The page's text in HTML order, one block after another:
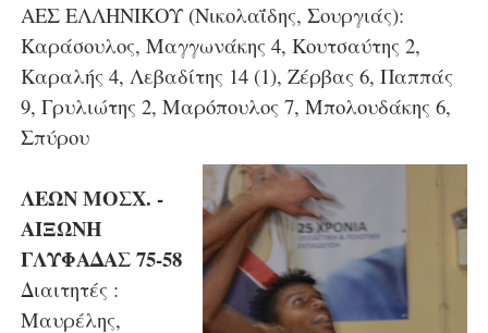
ΑΕΣ ΕΛΛΗΝΙΚΟΥ (Νικολαΐδης, Σουργιάς):
Καράσουλος, Μαγγωνάκης 4, Κουτσαύτης 2,
Καραλής 4, Λεβαδίτης 14 (1), Ζέρβας 6, Παππάς
9, Γρυλιώτης 2, Μαρόπουλος 7, Μπολουδάκης 6,
Σπύρου
ΛΕΩΝ ΜΟΣΧ. -
ΑΙΞΩΝΗ
ΓΛΥΦΑΔΑΣ 75-58
Διαιτητές :
Μαυρέλης,